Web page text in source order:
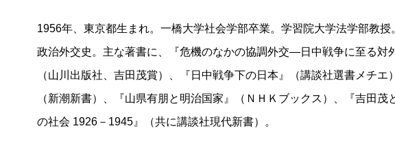
である（Ｖ章）。こうしたグローバル化の系譜をたどれば、日本の戦前
性があることは自明である。
とはいえ、敗戦後は「八紘一宇」に代表される戦時宣伝への反発、ある
た国際共産主義運動の影響などもあって、私たちは「戦前日本のグロー
というより政治的罵倒のレッテルとして使われてきた。しかし、「国家
によって挑戦したという構図も、実際のところは正しくはありません。
を敷いていたのは英米の方であり、日本は独り自由貿易政策を貫き、ア
積極的に外交進出していたのです。また、そうした進出とも重なり、こ
「東亜」「南洋」への関心が拡大していたのでした。
本書を読んでいてよく分るのは、一九三〇年代の日本には、いかに人
1956年、東京都生まれ。一橋大学社会学部卒業。学習院大学法学部教
政治外交史。主な著書に、『危機のなかの協調外交―日中戦争に至る対
（山川出版社、吉田茂賞）、『日中戦争下の日本』（講談社選書メチエ
（新潮新書）、『山県有朋と明治国家』（ＮＨＫブックス）、『吉田茂
の社会 1926－1945』（共に講談社現代新書）。